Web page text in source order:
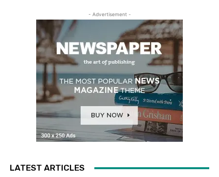
- Advertisement -
LATEST ARTICLES